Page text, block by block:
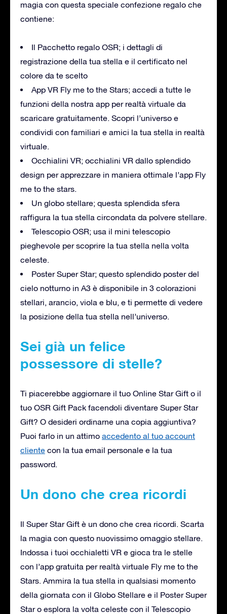
magia con questa speciale confezione regalo che
contiene:
Il Pacchetto regalo OSR; i dettagli di
registrazione della tua stella e il certificato nel
colore da te scelto
App VR Fly me to the Stars; accedi a tutte le
funzioni della nostra app per realtà virtuale da
scaricare gratuitamente. Scopri l’universo e
condividi con familiari e amici la tua stella in realtà
virtuale.
Occhialini VR; occhialini VR dallo splendido
design per apprezzare in maniera ottimale l’app Fly
me to the stars.
Un globo stellare; questa splendida sfera
raffigura la tua stella circondata da polvere stellare.
Telescopio OSR; usa il mini telescopio
pieghevole per scoprire la tua stella nella volta
celeste.
Poster Super Star; questo splendido poster del
cielo notturno in A3 è disponibile in 3 colorazioni
stellari, arancio, viola e blu, e ti permette di vedere
la posizione della tua stella nell’universo.
Sei già un felice
possessore di stelle?
Ti piacerebbe aggiornare il tuo Online Star Gift o il
tuo OSR Gift Pack facendoli diventare Super Star
Gift? O desideri ordinarne una copia aggiuntiva?
Puoi farlo in un attimo accedento al tuo account
cliente con la tua email personale e la tua
password.
Un dono che crea ricordi
Il Super Star Gift è un dono che crea ricordi. Scarta
la magia con questo nuovissimo omaggio stellare.
Indossa i tuoi occhialetti VR e gioca tra le stelle
con l’app gratuita per realtà virtuale Fly me to the
Stars. Ammira la tua stella in qualsiasi momento
della giornata con il Globo Stellare e il Poster Super
Star o esplora la volta celeste con il Telescopio